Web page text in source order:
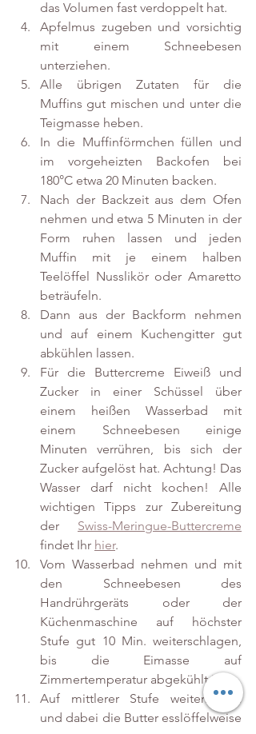
das Volumen fast verdoppelt hat.
Apfelmus zugeben und vorsichtig
mit einem Schneebesen
unterziehen.
Alle übrigen Zutaten für die
Muffins gut mischen und unter die
Teigmasse heben.
In die Muffinförmchen füllen und
im vorgeheizten Backofen bei
180°C etwa 20 Minuten backen.
Nach der Backzeit aus dem Ofen
nehmen und etwa 5 Minuten in der
Form ruhen lassen und jeden
Muffin mit je einem halben
Teelöffel Nusslikör oder Amaretto
beträufeln.
Dann aus der Backform nehmen
und auf einem Kuchengitter gut
abkühlen lassen.
Für die Buttercreme Eiweiß und
Zucker in einer Schüssel über
einem heißen Wasserbad mit
einem Schneebesen einige
Minuten verrühren, bis sich der
Zucker aufgelöst hat. Achtung! Das
Wasser darf nicht kochen! Alle
wichtigen Tipps zur Zubereitung
der Swiss-Meringue-Buttercreme
findet Ihr hier.
Vom Wasserbad nehmen und mit
den Schneebesen des
Handrührgeräts oder der
Küchenmaschine auf höchster
Stufe gut 10 Min. weiterschlagen,
bis die Eimasse auf
Zimmertemperatur abgekühlt ist.
Auf mittlerer Stufe weiterrühren
und dabei die Butter esslöffelweise